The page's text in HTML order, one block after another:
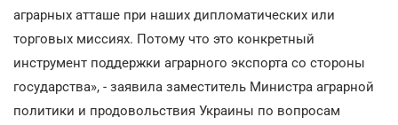
аграрных атташе при наших дипломатических или
торговых миссиях. Потому что это конкретный
инструмент поддержки аграрного экспорта со стороны
государства», - заявила заместитель Министра аграрной
политики и продовольствия Украины по вопросам